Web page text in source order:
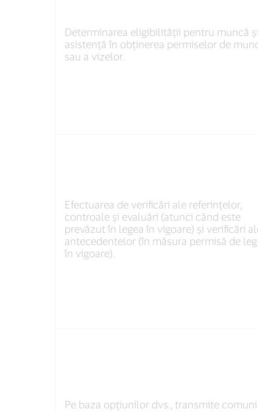
Determinarea eligibilității pentru muncă și
asistență în obținerea permiselor de muncă
sau a vizelor.
Efectuarea de verificări ale referințelor,
controale și evaluări (atunci când este
prevăzut în legea în vigoare) și verificări ale
antecedentelor (în măsura permisă de legea
în vigoare).
Pe baza opțiunilor dvs., transmite